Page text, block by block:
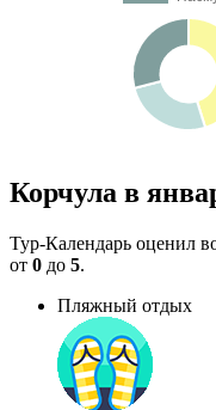
Корчула в
Тур-Календарь оценил
от 0 до 5.
Пляжный отдых